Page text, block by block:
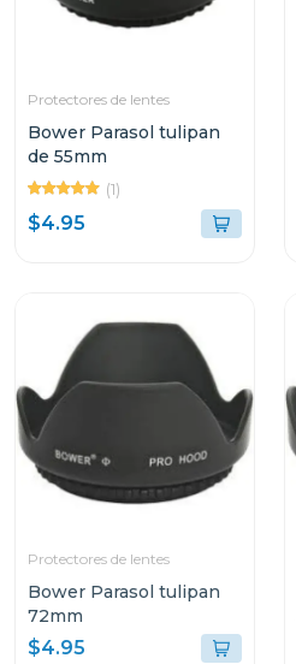
Protectores de lentes
Bower Parasol tulipan
de 55mm
(1)
$4.95
Protectores de lentes
Bower Parasol tulipan
72mm
$4.95